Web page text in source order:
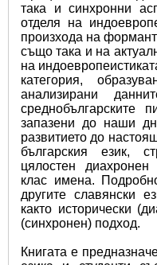
така и синхронни
отделя на
произхода на
също така и на
на
категория,
анализирани
среднобългарските
запазени до наши
развитието до
българския език,
цялостен
клас имена.
другите славянски
както исторически
(синхронен) подход.
Книгата е